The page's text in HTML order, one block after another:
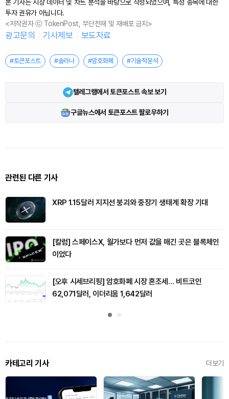
본 기사는 시장 데이터 및 차트 분석을 바탕으로 작성되었으며, 특정 종목에 대한
투자 권유가 아닙니다.
<저작권자 ⓒ TokenPost, 무단전재 및 재배포 금지>
광고문의 기사제보 보도자료
#토큰포스트 #솔라나 #암호화폐 #기술적분석
텔레그램에서 토큰포스트 속보 보기
구글뉴스에서 토큰포스트 팔로우하기
관련된 다른 기사
XRP 1.15달러 지지선 붕괴와 중장기 생태계 확장 기대
[칼럼] 스페이스X, 월가보다 먼저 값을 매긴 곳은 블록체인
이었다
[오후 시세브리핑] 암호화폐 시장 혼조세… 비트코인
62,071달러, 이더리움 1,642달러
카테고리 기사 더보기